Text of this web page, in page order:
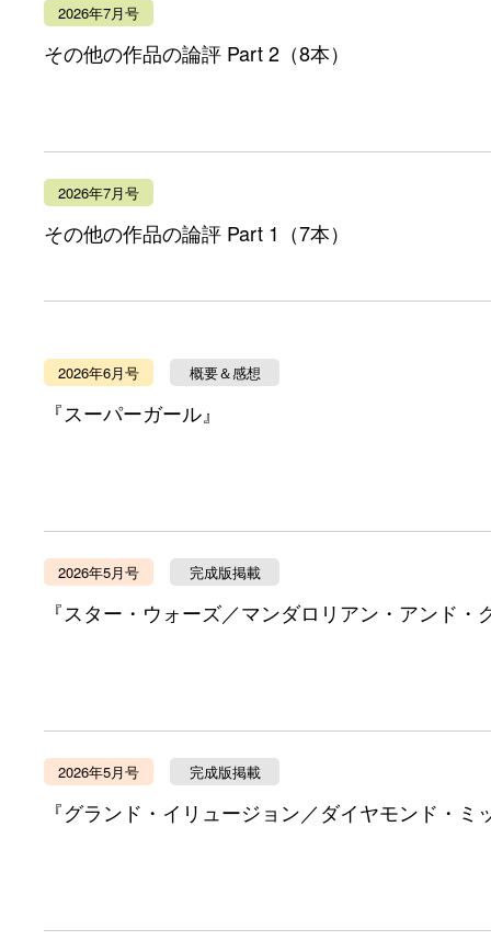
2026年7月号
その他の作品の論評 Part 2（8本）
2026年7月号
その他の作品の論評 Part 1（7本）
2026年6月号 概要＆感想
『スーパーガール』
2026年5月号 完成版掲載
『スター・ウォーズ／マンダロリアン・アンド・
2026年5月号 完成版掲載
『グランド・イリュージョン／ダイヤモンド・ミ